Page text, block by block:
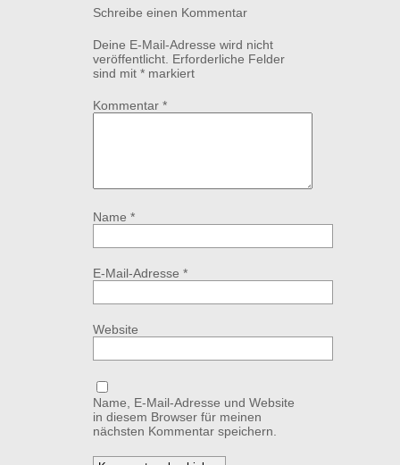
Schreibe einen Kommentar
Deine E-Mail-Adresse wird nicht
veröffentlicht. Erforderliche Felder
sind mit * markiert
Kommentar *
Name *
E-Mail-Adresse *
Website
Name, E-Mail-Adresse und Website
in diesem Browser für meinen
nächsten Kommentar speichern.